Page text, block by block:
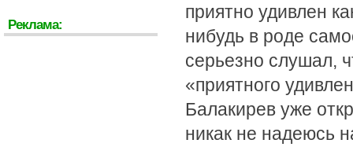
приятно удивлен
нибудь в роде
серьезно слушал,
«приятного
Балакирев уже
никак не надеюсь
Реклама: